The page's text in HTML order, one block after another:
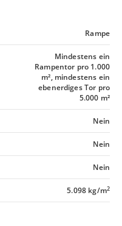
Rampe
Mindestens ein
Rampentor pro 1.000
m², mindestens ein
ebenerdiges Tor pro
5.000 m²
Nein
Nein
Nein
5.098 kg/m2